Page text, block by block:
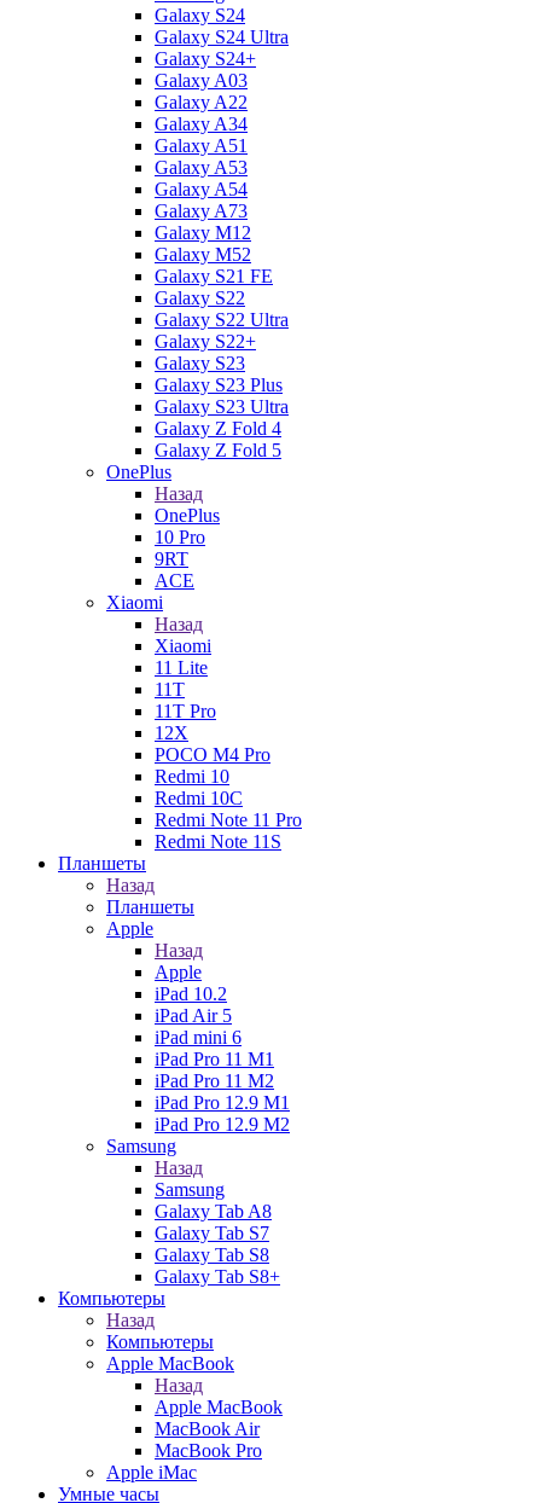
Galaxy S24
Galaxy S24 Ultra
Galaxy S24+
Galaxy A03
Galaxy A22
Galaxy A34
Galaxy A51
Galaxy A53
Galaxy A54
Galaxy A73
Galaxy M12
Galaxy M52
Galaxy S21 FE
Galaxy S22
Galaxy S22 Ultra
Galaxy S22+
Galaxy S23
Galaxy S23 Plus
Galaxy S23 Ultra
Galaxy Z Fold 4
Galaxy Z Fold 5
OnePlus
Назад
OnePlus
10 Pro
9RT
ACE
Xiaomi
Назад
Xiaomi
11 Lite
11T
11T Pro
12X
POCO M4 Pro
Redmi 10
Redmi 10C
Redmi Note 11 Pro
Redmi Note 11S
Планшеты
Назад
Планшеты
Apple
Назад
Apple
iPad 10.2
iPad Air 5
iPad mini 6
iPad Pro 11 M1
iPad Pro 11 M2
iPad Pro 12.9 M1
iPad Pro 12.9 M2
Samsung
Назад
Samsung
Galaxy Tab A8
Galaxy Tab S7
Galaxy Tab S8
Galaxy Tab S8+
Компьютеры
Назад
Компьютеры
Apple MacBook
Назад
Apple MacBook
MacBook Air
MacBook Pro
Apple iMac
Умные часы